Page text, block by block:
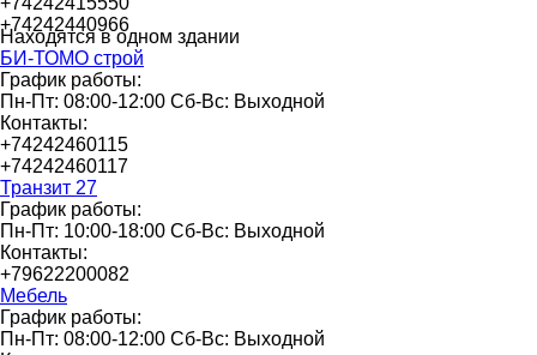
+74242440966
Находятся в одном здании
БИ-ТОМО строй
График работы:
Пн-Пт: 08:00-12:00 Сб-Вс: Выходной
Контакты:
+74242460115
+74242460117
Транзит 27
График работы:
Пн-Пт: 10:00-18:00 Сб-Вс: Выходной
Контакты:
+79622200082
Мебель
График работы:
Пн-Пт: 08:00-12:00 Сб-Вс: Выходной